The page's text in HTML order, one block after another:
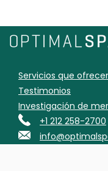
Servicios que
Testimonios
Investigación de
+1 212 258-2700